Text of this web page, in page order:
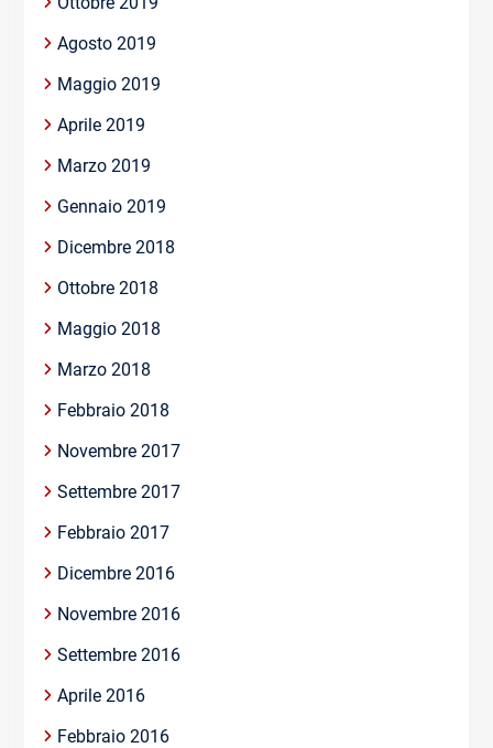
Agosto 2019
Maggio 2019
Aprile 2019
Marzo 2019
Gennaio 2019
Dicembre 2018
Ottobre 2018
Maggio 2018
Marzo 2018
Febbraio 2018
Novembre 2017
Settembre 2017
Febbraio 2017
Dicembre 2016
Novembre 2016
Settembre 2016
Aprile 2016
Febbraio 2016